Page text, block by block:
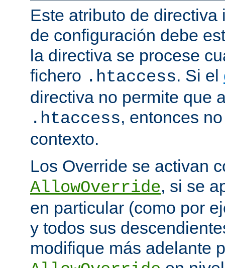
Este atributo de
de configuración debe
la directiva se procese
fichero .htaccess. Si el
directiva no permite que
.htaccess, entonces
contexto.
Los Override se activan
AllowOverride, si se
en particular (como por
y todos sus
modifique más adelante